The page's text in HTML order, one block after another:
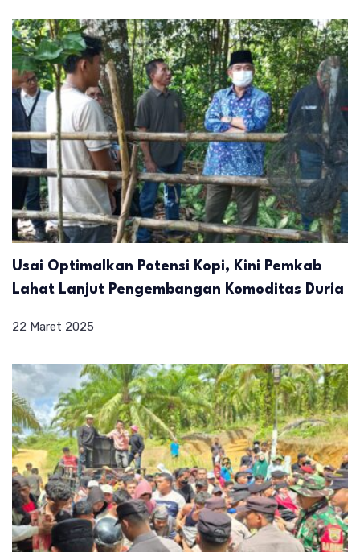
Usai Optimalkan Potensi Kopi, Kini Pemkab
Lahat Lanjut Pengembangan Komoditas Duria
22 Maret 2025